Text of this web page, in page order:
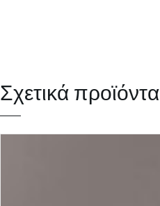
Σχετικά προϊόντα